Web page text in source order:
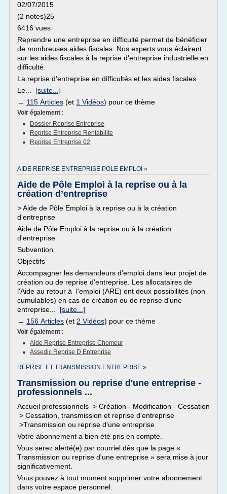
02/07/2015
(2 notes)25
6416 vues
Reprendre une entreprise en difficulté permet de bénéficier
de nombreuses aides fiscales. Nos experts vous éclairent
sur les aides fiscales à la reprise d'entreprise industrielle en
difficulté.
La reprise d'entreprise en difficultés et les aides fiscales
Le... [suite...]
→ 115 Articles (et 1 Vidéos) pour ce thème
Voir également :
Dossier Reprise Entreprise
Reprise Entreprise Rentabilite
Reprise Entreprise 02
AIDE REPRISE ENTREPRISE POLE EMPLOI »
Aide de Pôle Emploi à la reprise ou à la
création d’entreprise
> Aide de Pôle Emploi à la reprise ou à la création
d'entreprise
Aide de Pôle Emploi à la reprise ou à la création
d'entreprise
Subvention
Objectifs
Accompagner les demandeurs d'emploi dans leur projet de
création ou de reprise d'entreprise. Les allocataires de
l'Aide au retour à l'emploi (ARE) ont deux possibilités (non
cumulables) en cas de création ou de reprise d'une
entreprise... [suite...]
→ 156 Articles (et 2 Vidéos) pour ce thème
Voir également :
Aide Reprise Entreprise Chomeur
Assedic Reprise D Entreprise
REPRISE ET TRANSMISSION ENTREPRISE »
Transmission ou reprise d'une entreprise -
professionnels ...
Accueil professionnels > Création - Modification - Cessation
> Cessation, transmission et reprise d'entreprise
>Transmission ou reprise d'une entreprise
Votre abonnement a bien été pris en compte.
Vous serez alerté(e) par courriel dès que la page «
Transmission ou reprise d'une entreprise » sera mise à jour
significativement.
Vous pouvez à tout moment supprimer votre abonnement
dans votre espace personnel.